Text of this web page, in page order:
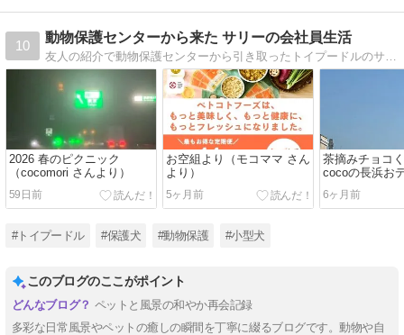
10
動物保護センターから来た サリーの会社員生活
友人の紹介で動物保護センターから引き取ったトイプードルのサリー、昼間は会社に一緒に通勤し、今は、みならい社員としてがんばっています。
2026 春のピクニック
（cocomori さんより）
59日前
お空組より（モコママ さん
より）
5ヶ月前
茶摘みチョコ
cocoの長浜お
（cocomori さ
6ヶ月前
#トイプードル #保護犬 #動物保護 #小型犬
このブログのここがポイント
ペットと風景の和やか再会記録
多彩な日常風景やペットの癒しの瞬間を丁寧に綴るブログです。動物や自